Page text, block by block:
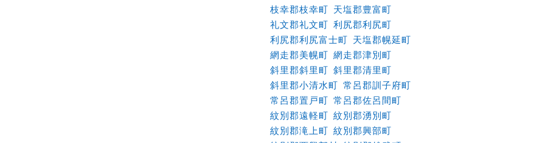
枝幸郡枝幸町 天塩郡豊富町
礼文郡礼文町 利尻郡利尻町
利尻郡利尻富士町 天塩郡幌延町
網走郡美幌町 網走郡津別町
斜里郡斜里町 斜里郡清里町
斜里郡小清水町 常呂郡訓子府町
常呂郡置戸町 常呂郡佐呂間町
紋別郡遠軽町 紋別郡湧別町
紋別郡滝上町 紋別郡興部町